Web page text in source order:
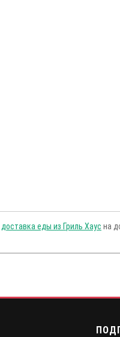
доставка еды из Гриль Хаус на